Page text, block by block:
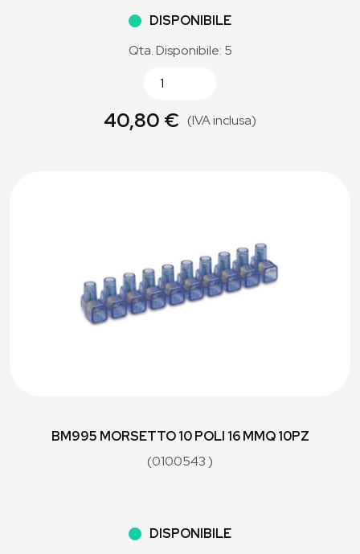
DISPONIBILE
Qta. Disponibile: 5
40,80 € (IVA inclusa)
BM995 MORSETTO 10 POLI 16 MMQ 10PZ
(0100543 )
DISPONIBILE